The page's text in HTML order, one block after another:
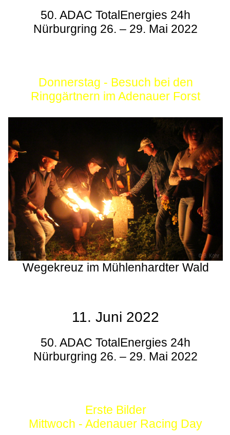
50. ADAC TotalEnergies 24h
Nürburgring 26. – 29. Mai 2022
Donnerstag - Besuch bei den
Ringgärtnern im Adenauer Forst
Wegekreuz im Mühlenhardter Wald
11. Juni 2022
50. ADAC TotalEnergies 24h
Nürburgring 26. – 29. Mai 2022
Erste Bilder
Mittwoch - Adenauer Racing Day